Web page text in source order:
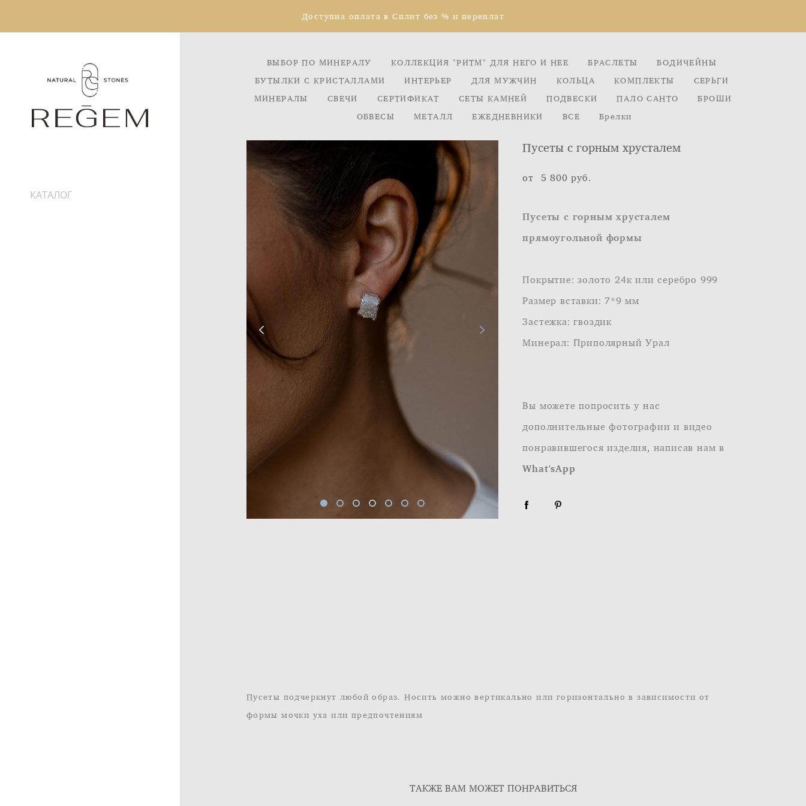
Доступна оплата в Сплит без % и переплат
КАТАЛОГ
ВЫБОР ПО МИНЕРАЛУ КОЛЛЕКЦИЯ "РИТМ" ДЛЯ НЕГО И НЕЕ БРАСЛЕТЫ
БОДИЧЕЙНЫ
БУТЫЛКИ С КРИСТАЛЛАМИ
ИНТЕРЬЕР ДЛЯ МУЖЧИН КОЛЬЦА КОМПЛЕКТЫ
СЕРЬГИ
МИНЕРАЛЫ
СВЕЧИ СЕРТИФИКАТ СЕТЫ КАМНЕЙ ПОДВЕСКИ ПАЛО САНТО
БРОШИ
ОБВЕСЫ
МЕТАЛЛ ЕЖЕДНЕВНИКИ ВСЕ Брелки
Пусеты с горным хрусталем
от 5 800 pуб.
Пусеты с горным хрусталем
прямоугольной формы
Покрытие: золото 24к или серебро 999
Размер вставки: 7*9 мм
Застежка: гвоздик
Минерал: Приполярный Урал
Вы можете попросить у нас
дополнительные фотографии и видео
понравившегося изделия, написав нам в
What'sApp
Пусеты подчеркнут любой образ. Носить можно вертикально или горизонтально в зависимости от
формы мочки уха или предпочтениям
ТАКЖЕ ВАМ МОЖЕТ ПОНРАВИТЬСЯ